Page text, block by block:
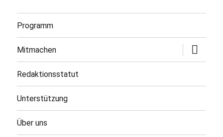
Programm
Mitmachen
öffnen
Redaktionsstatut
Unterstützung
Über uns